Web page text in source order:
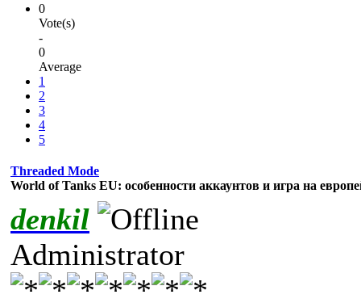
0
Vote(s)
-
0
Average
1
2
3
4
5
Threaded Mode
World of Tanks EU: особенности аккаунтов и игра на
denkil
Administrator